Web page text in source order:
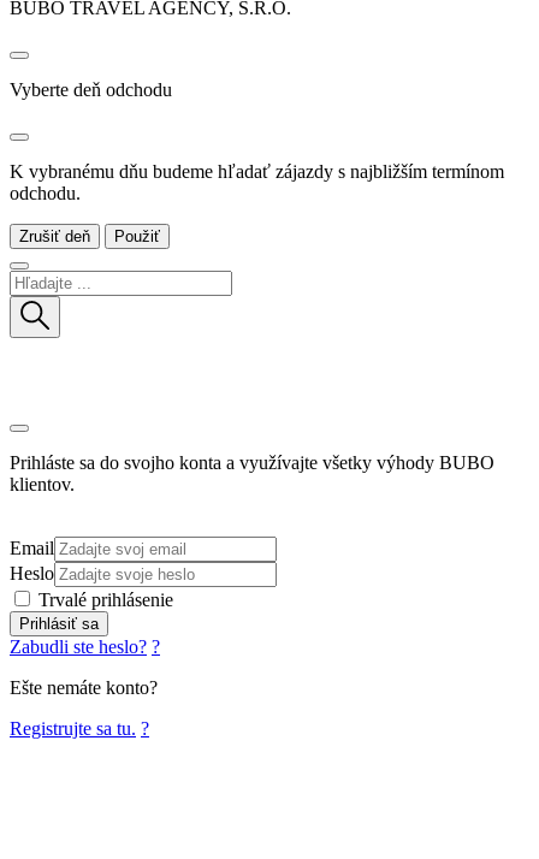
BUBO TRAVEL AGENCY, S.R.O.
Vyberte deň odchodu
K vybranému dňu budeme hľadať zájazdy s najbližším termínom
odchodu.
Zrušiť deň Použiť
Prihláste sa do svojho konta a využívajte všetky výhody BUBO
klientov.
Email
Heslo
Trvalé prihlásenie
Prihlásiť sa
Zabudli ste heslo? ?
Ešte nemáte konto?
Registrujte sa tu. ?